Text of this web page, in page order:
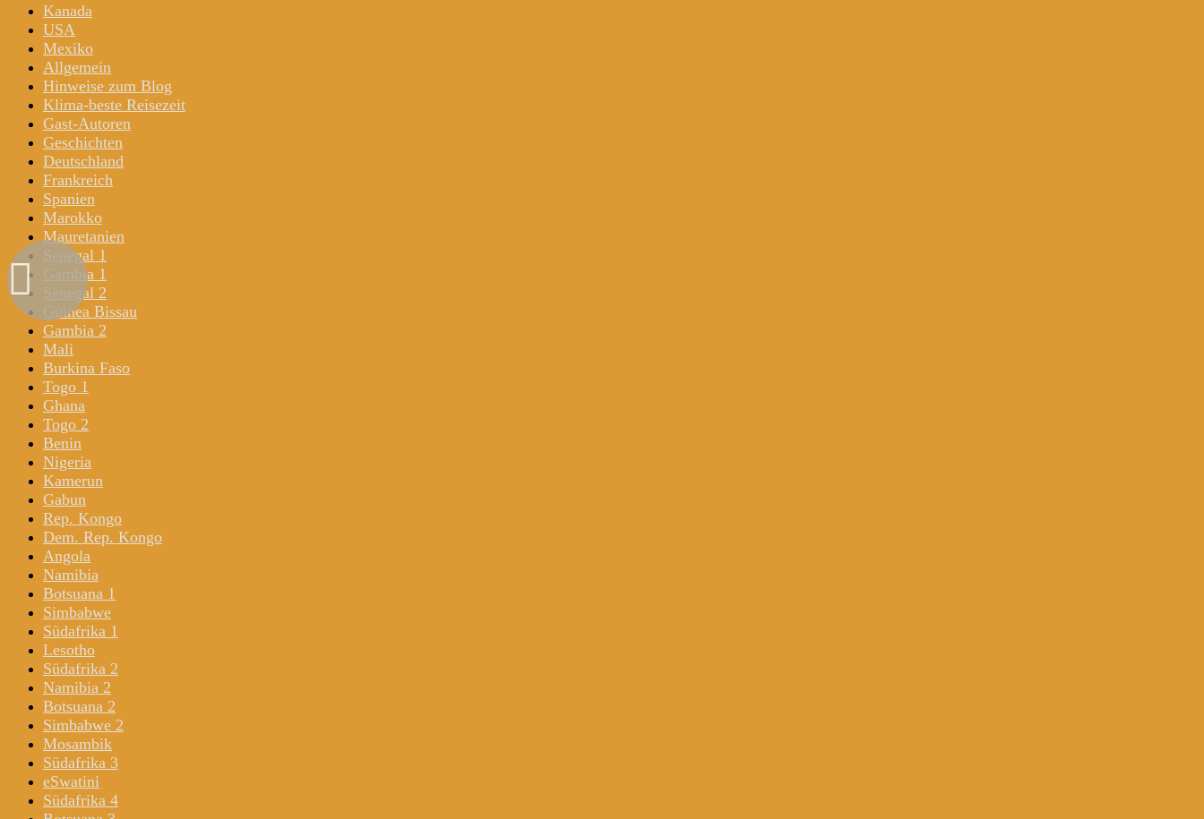
Kanada
USA
Mexiko
Allgemein
Hinweise zum Blog
Klima-beste Reisezeit
Gast-Autoren
Geschichten
Deutschland
Frankreich
Spanien
Marokko
Mauretanien
Senegal 1
Gambia 1
Senegal 2
Guinea Bissau
Gambia 2
Mali
Burkina Faso
Togo 1
Ghana
Togo 2
Benin
Nigeria
Kamerun
Gabun
Rep. Kongo
Dem. Rep. Kongo
Angola
Namibia
Botsuana 1
Simbabwe
Südafrika 1
Lesotho
Südafrika 2
Namibia 2
Botsuana 2
Simbabwe 2
Mosambik
Südafrika 3
eSwatini
Südafrika 4